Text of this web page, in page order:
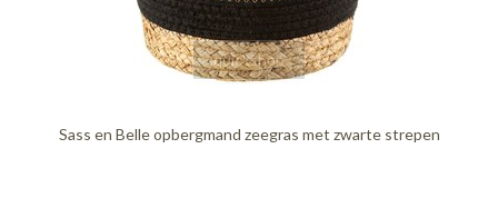
quickshop
Sass en Belle opbergmand zeegras met zwarte strepen